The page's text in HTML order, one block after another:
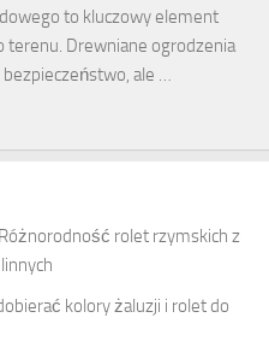
to kluczowy element
terenu. Drewniane ogrodzenia
ale …
rolet rzymskich z
kolory żaluzji i rolet do